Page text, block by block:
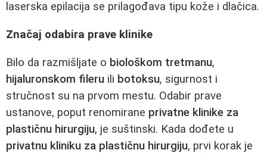
laserska epilacija se prilagođava tipu kože i dlačica.
Značaj odabira prave klinike
Bilo da razmišljate o biološkom tretmanu,
hijaluronskom fileru ili botoksu, sigurnost i
stručnost su na prvom mestu. Odabir prave
ustanove, poput renomirane privatne klinike za
plastičnu hirurgiju, je suštinski. Kada dođete u
privatnu kliniku za plastičnu hirurgiju, prvi korak je